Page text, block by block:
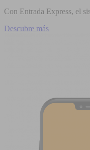
Con Entrada Express, el
Descubre más